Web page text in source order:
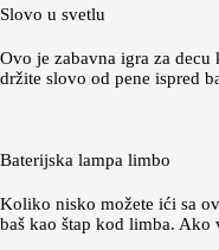
Slovo u svetlu
Ovo je zabavna igra za
držite slovo od pene ispred
Baterijska lampa limbo
Koliko nisko možete ići sa
baš kao štap kod limba. Ako